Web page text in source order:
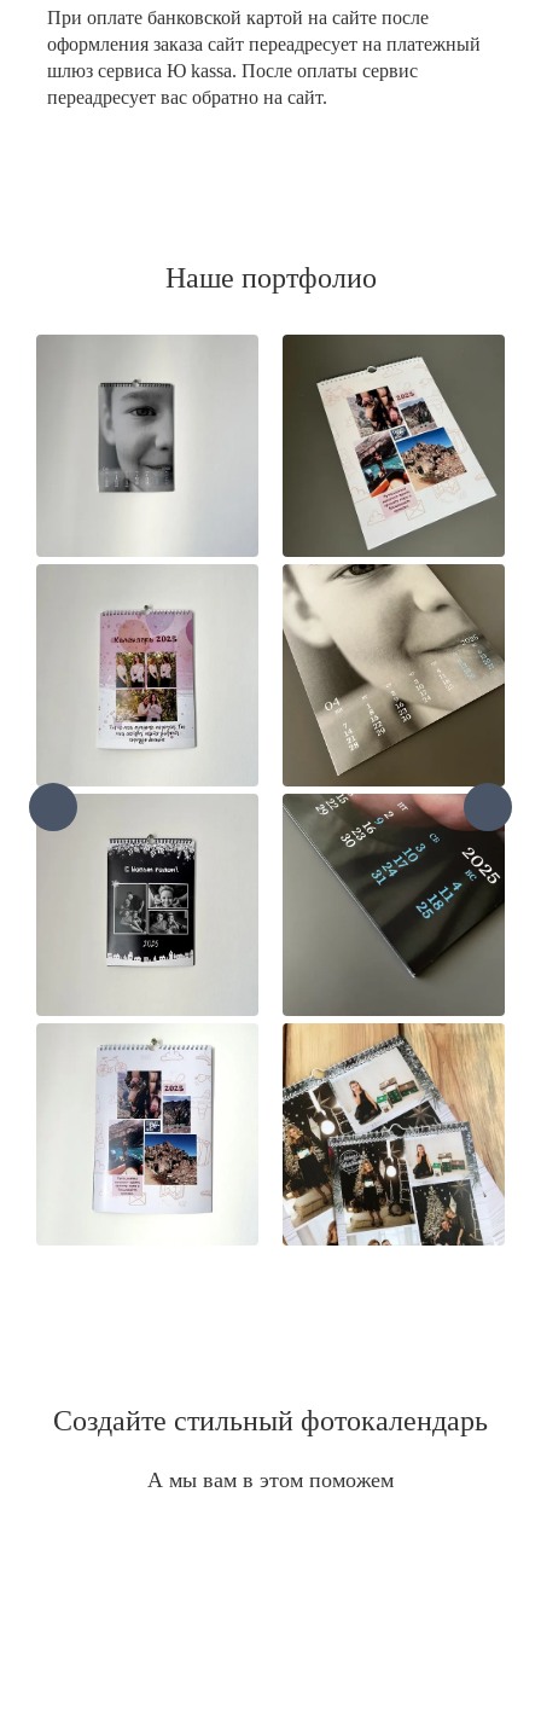
При оплате банковской картой на сайте после
оформления заказа сайт переадресует на платежный
шлюз сервиса Ю kassa. После оплаты сервис
переадресует вас обратно на сайт.
Наше портфолио
Создайте стильный фотокалендарь
А мы вам в этом поможем